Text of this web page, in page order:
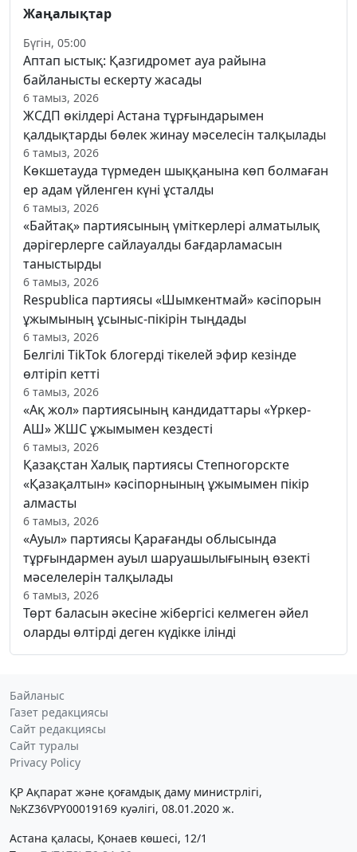
Жаңалықтар
Бүгін, 05:00
Аптап ыстық: Қазгидромет ауа райына
байланысты ескерту жасады
6 тамыз, 2026
ЖСДП өкілдері Астана тұрғындарымен
қалдықтарды бөлек жинау мәселесін талқылады
6 тамыз, 2026
Көкшетауда түрмеден шыққанына көп болмаған
ер адам үйленген күні ұсталды
6 тамыз, 2026
«Байтақ» партиясының үміткерлері алматылық
дәрігерлерге сайлауалды бағдарламасын
таныстырды
6 тамыз, 2026
Respublica партиясы «Шымкентмай» кәсіпорын
ұжымының ұсыныс-пікірін тыңдады
6 тамыз, 2026
Белгілі TikTok блогерді тікелей эфир кезінде
өлтіріп кетті
6 тамыз, 2026
«Ақ жол» партиясының кандидаттары «Үркер-
АШ» ЖШС ұжымымен кездесті
6 тамыз, 2026
Қазақстан Халық партиясы Степногорскте
«Қазақалтын» кәсіпорнының ұжымымен пікір
алмасты
6 тамыз, 2026
«Ауыл» партиясы Қарағанды облысында
тұрғындармен ауыл шаруашылығының өзекті
мәселелерін талқылады
6 тамыз, 2026
Төрт баласын әкесіне жібергісі келмеген әйел
оларды өлтірді деген күдікке ілінді
Байланыс
Газет редакциясы
Сайт редакциясы
Сайт туралы
Privacy Policy
ҚР Ақпарат және қоғамдық даму министрлігі,
№KZ36VPY00019169 куәлігі, 08.01.2020 ж.
Астана қаласы, Қонаев көшесі, 12/1